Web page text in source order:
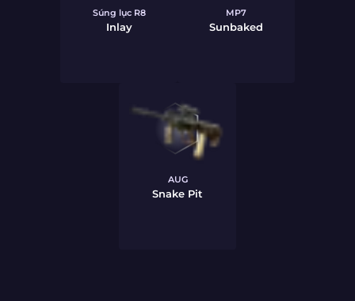
Súng lục R8
Inlay
MP7
Sunbaked
AUG
Snake Pit